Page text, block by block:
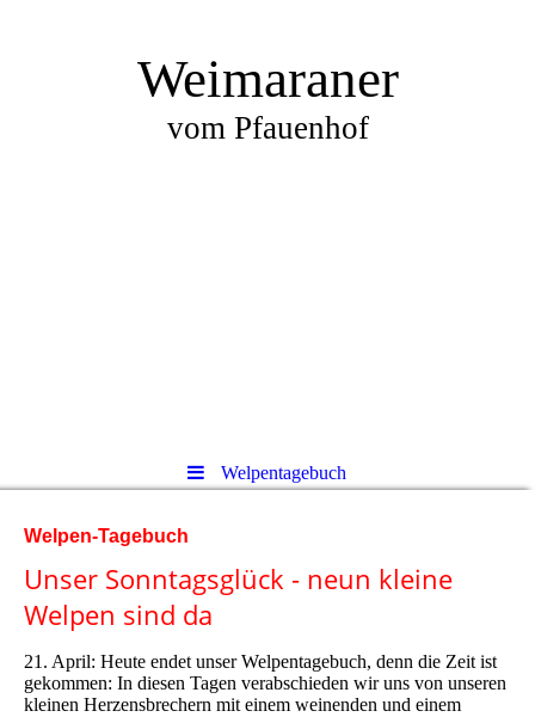
Weimaraner
vom Pfauenhof
Welpentagebuch
Welpen-Tagebuch
Unser Sonntagsglück - neun kleine
Welpen sind da
21. April: Heute endet unser Welpentagebuch, denn die Zeit ist
gekommen: In diesen Tagen verabschieden wir uns von unseren
kleinen Herzensbrechern mit einem weinenden und einem